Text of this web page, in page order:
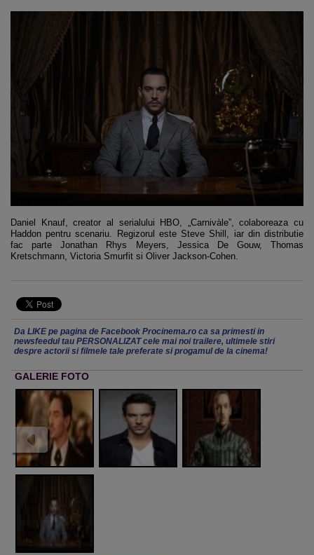
Daniel Knauf, creator al serialului HBO, „Carnivàle”, colaboreaza cu
Haddon pentru scenariu. Regizorul este Steve Shill, iar din distributie
fac parte Jonathan Rhys Meyers, Jessica De Gouw, Thomas
Kretschmann, Victoria Smurfit si Oliver Jackson-Cohen.
Da LIKE pe pagina de Facebook Procinema.ro ca sa primesti in
newsfeedul tau PERSONALIZAT cele mai noi trailere, ultimele stiri
despre actorii si filmele tale preferate si progamul de la cinema!
GALERIE FOTO